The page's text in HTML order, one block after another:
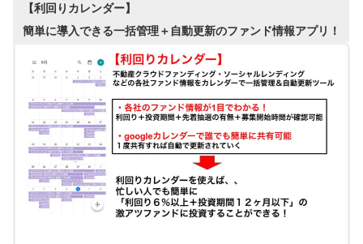
【利回りカレンダー】
簡単に導入できる一括管理＋自動更新のファンド情報アプリ！